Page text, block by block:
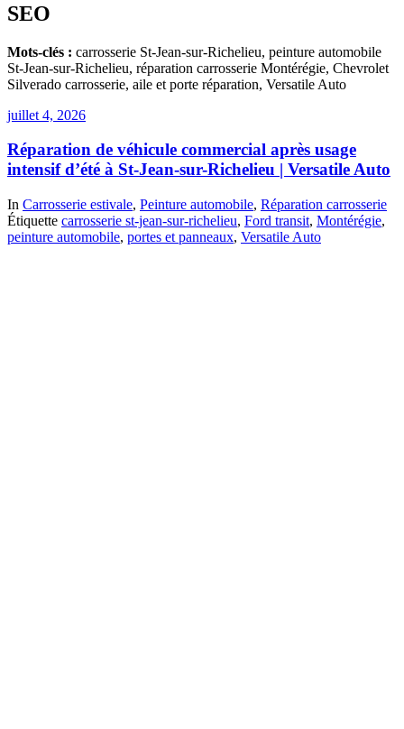
SEO
Mots-clés : carrosserie St-Jean-sur-Richelieu, peinture automobile
St-Jean-sur-Richelieu, réparation carrosserie Montérégie, Chevrolet
Silverado carrosserie, aile et porte réparation, Versatile Auto
juillet 4, 2026
Réparation de véhicule commercial après usage
intensif d’été à St-Jean-sur-Richelieu | Versatile Auto
In Carrosserie estivale, Peinture automobile, Réparation carrosserie
Étiquette carrosserie st-jean-sur-richelieu, Ford transit, Montérégie,
peinture automobile, portes et panneaux, Versatile Auto